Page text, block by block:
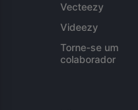
Vecteezy
Videezy
Torne-se um
colaborador